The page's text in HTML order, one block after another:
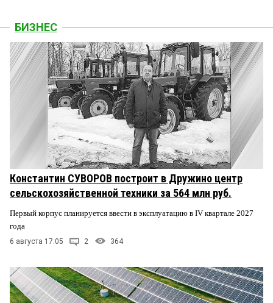
БИЗНЕС
Константин СУВОРОВ построит в Дружино центр
сельскохозяйственной техники за 564 млн руб.
Первый корпус планируется ввести в эксплуатацию в IV квартале 2027
года
6 августа 17:05 2 364